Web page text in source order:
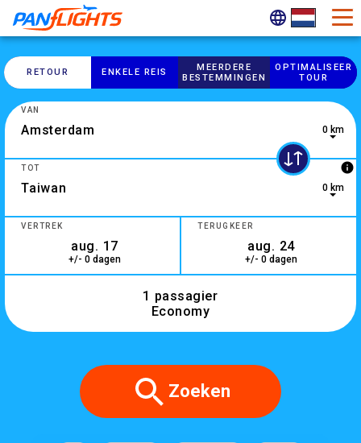
RETOUR ENKELE REIS
MEERDERE
BESTEMMINGEN
OPTIMALISEER
TOUR
0 results are available, use up and down arrow keys to
VAN
0 km
10 results are available, use up and down arrow keys to
TOT info
0 km
VERTREK
+/- 0 dagen
TERUGKEER
+/- 0 dagen
1 passagier
Economy
Zoeken